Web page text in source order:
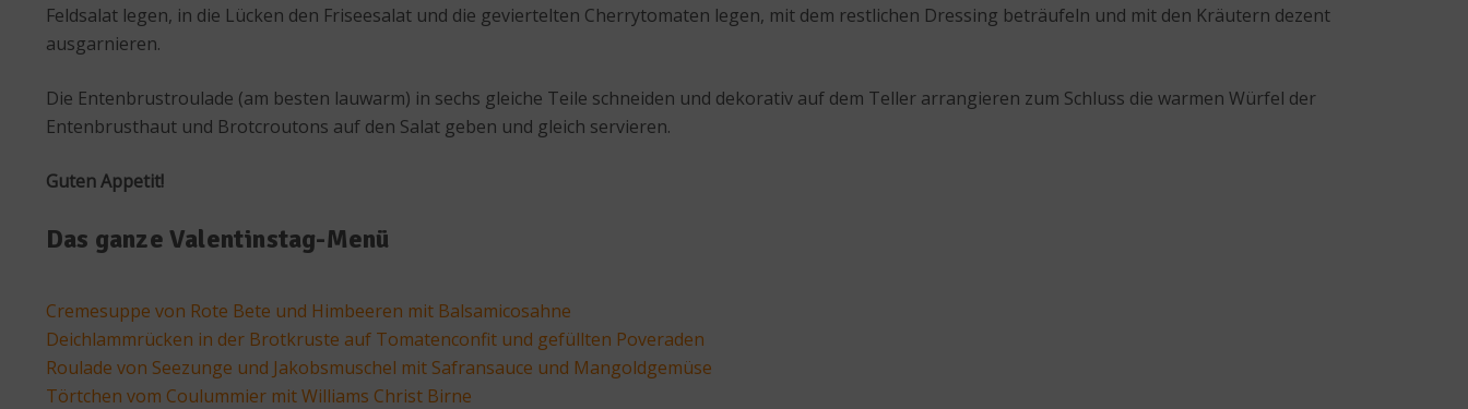
Feldsalat legen, in die Lücken den Friseesalat und die geviertelten Cherrytomaten legen, mit dem restlichen Dressing beträufeln und mit den Kräutern dezent
ausgarnieren.
Die Entenbrustroulade (am besten lauwarm) in sechs gleiche Teile schneiden und dekorativ auf dem Teller arrangieren zum Schluss die warmen Würfel der
Entenbrusthaut und Brotcroutons auf den Salat geben und gleich servieren.
Guten Appetit!
Das ganze Valentinstag-Menü
Cremesuppe von Rote Bete und Himbeeren mit Balsamicosahne
Deichlammrücken in der Brotkruste auf Tomatenconfit und gefüllten Poveraden
Roulade von Seezunge und Jakobsmuschel mit Safransauce und Mangoldgemüse
Törtchen vom Coulummier mit Williams Christ Birne